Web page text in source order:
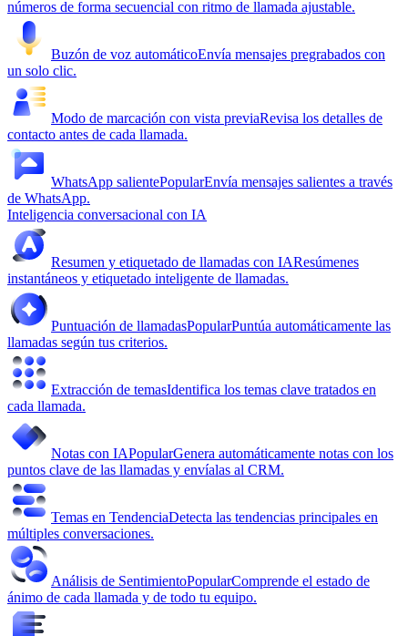
números de forma secuencial con ritmo de llamada ajustable.
Buzón de voz automáticoEnvía mensajes pregrabados con
un solo clic.
Modo de marcación con vista previaRevisa los detalles de
contacto antes de cada llamada.
WhatsApp salientePopularEnvía mensajes salientes a través
de WhatsApp.
Inteligencia conversacional con IA
Resumen y etiquetado de llamadas con IAResúmenes
instantáneos y etiquetado inteligente de llamadas.
Puntuación de llamadasPopularPuntúa automáticamente las
llamadas según tus criterios.
Extracción de temasIdentifica los temas clave tratados en
cada llamada.
Notas con IAPopularGenera automáticamente notas con los
puntos clave de las llamadas y envíalas al CRM.
Temas en TendenciaDetecta las tendencias principales en
múltiples conversaciones.
Análisis de SentimientoPopularComprende el estado de
ánimo de cada llamada y de todo tu equipo.